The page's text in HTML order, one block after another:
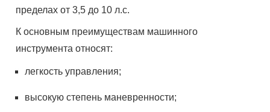
пределах от 3,5 до 10 л.с.
К основным преимуществам машинного
инструмента относят:
легкость управления;
высокую степень маневренности;